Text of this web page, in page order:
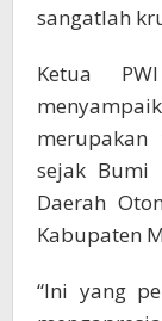
sangatlah
Ketua
sejak Bumi
Daerah
Kabupaten
“Ini yang